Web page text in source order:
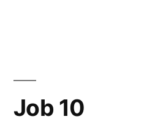
Job 10